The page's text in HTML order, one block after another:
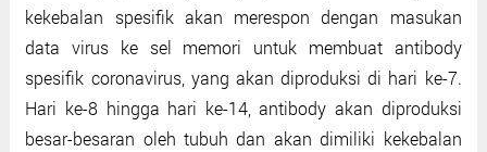
kekebalan spesifik akan merespon dengan masukan
data virus ke sel memori untuk membuat antibody
spesifik coronavirus, yang akan diproduksi di hari ke-7.
Hari ke-8 hingga hari ke-14, antibody akan diproduksi
besar-besaran oleh tubuh dan akan dimiliki kekebalan